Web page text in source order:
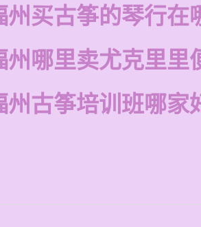
州买古筝的琴行在
州哪里卖尤克里里
州古筝培训班哪家